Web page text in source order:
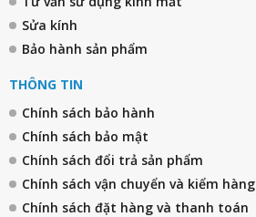
Sửa kính
Bảo hành sản phẩm
THÔNG TIN
Chính sách bảo hành
Chính sách bảo mật
Chính sách đổi trả sản phẩm
Chính sách vận chuyển và kiểm hàng
Chính sách đặt hàng và thanh toán